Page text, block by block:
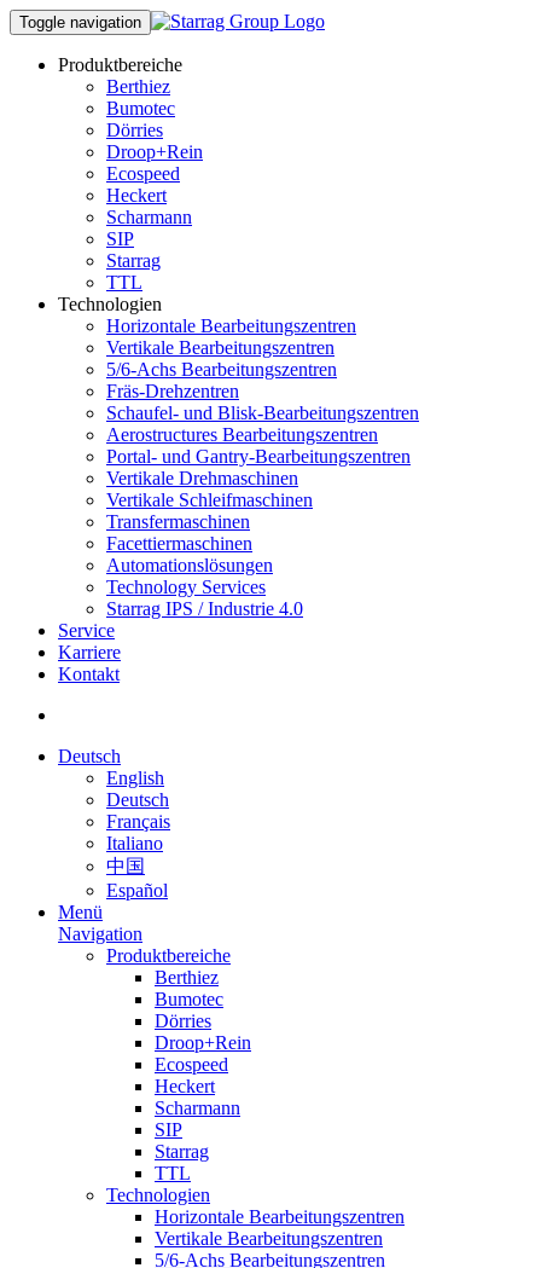
Toggle navigation
Produktbereiche
Berthiez
Bumotec
Dörries
Droop+Rein
Ecospeed
Heckert
Scharmann
SIP
Starrag
TTL
Technologien
Horizontale Bearbeitungszentren
Vertikale Bearbeitungszentren
5/6-Achs Bearbeitungszentren
Fräs-Drehzentren
Schaufel- und Blisk-Bearbeitungszentren
Aerostructures Bearbeitungszentren
Portal- und Gantry-Bearbeitungszentren
Vertikale Drehmaschinen
Vertikale Schleifmaschinen
Transfermaschinen
Facettiermaschinen
Automationslösungen
Technology Services
Starrag IPS / Industrie 4.0
Service
Karriere
Kontakt
Deutsch
English
Deutsch
Français
Italiano
中国
Español
Menü
Navigation
Produktbereiche
Berthiez
Bumotec
Dörries
Droop+Rein
Ecospeed
Heckert
Scharmann
SIP
Starrag
TTL
Technologien
Horizontale Bearbeitungszentren
Vertikale Bearbeitungszentren
5/6-Achs Bearbeitungszentren